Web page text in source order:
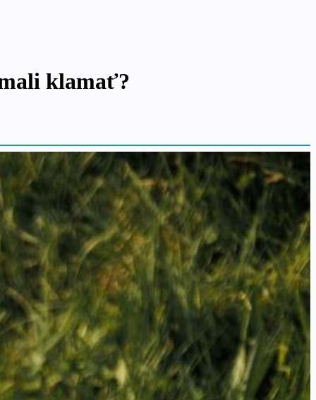
klamať?